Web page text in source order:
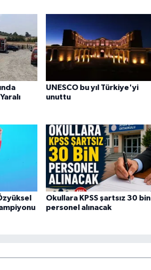
UNESCO bu yıl Türkiye'yi
unuttu
Okullara KPSS şartsız 30 bin
personel alınacak